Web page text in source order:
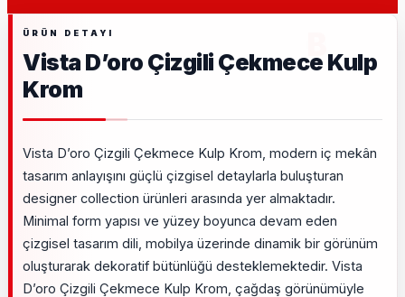
Vista D’oro Çizgili Çekmece Kulp
Krom
Vista D’oro Çizgili Çekmece Kulp Krom, modern iç mekân
tasarım anlayışını güçlü çizgisel detaylarla buluşturan
designer collection ürünleri arasında yer almaktadır.
Minimal form yapısı ve yüzey boyunca devam eden
çizgisel tasarım dili, mobilya üzerinde dinamik bir görünüm
oluşturarak dekoratif bütünlüğü desteklemektedir. Vista
D’oro Çizgili Çekmece Kulp Krom, çağdaş görünümüyle